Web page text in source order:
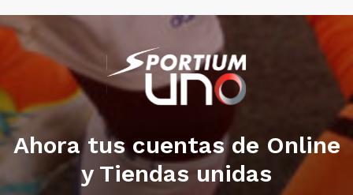
Ahora tus cuentas de Online
y Tiendas unidas